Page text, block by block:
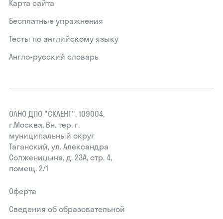
Карта сайта
Бесплатные упражнения
Тесты по английскому языку
Англо-русский словарь
ОАНО ДПО "СКАЕНГ", 109004,
г.Москва, Вн. тер. г.
муниципальный округ
Таганский, ул. Александра
Солженицына, д. 23А, стр. 4,
помещ. 2/1
Оферта
Сведения об образовательной